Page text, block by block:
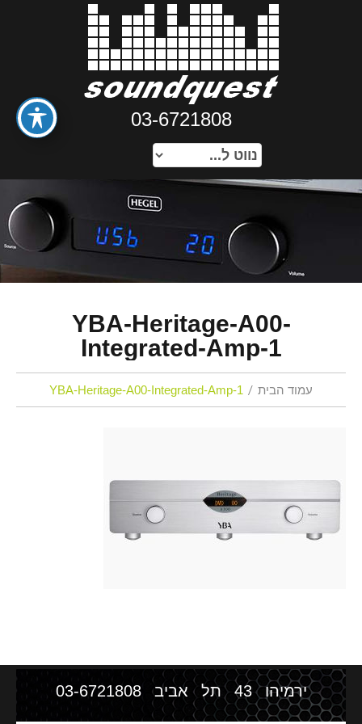
03-6721808
YBA-Heritage-A00-
Integrated-Amp-1
עמוד הבית YBA-Heritage-A00-Integrated-Amp-1
ירמיהו 43 תל אביב 03-6721808